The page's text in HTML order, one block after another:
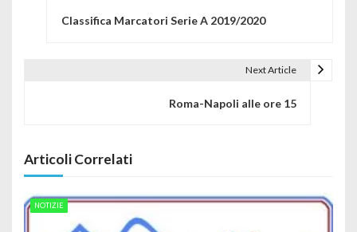
Classifica Marcatori Serie A 2019/2020
Next Article
Roma-Napoli alle ore 15
Articoli Correlati
NOTIZIE